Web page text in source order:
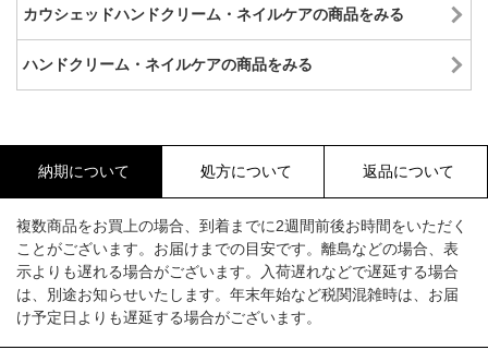
カウシェッドハンドクリーム・ネイルケアの商品をみる
ハンドクリーム・ネイルケアの商品をみる
納期について 処方について 返品について
複数商品をお買上の場合、到着までに2週間前後お時間をいただく
ことがございます。お届けまでの目安です。離島などの場合、表
示よりも遅れる場合がございます。入荷遅れなどで遅延する場合
は、別途お知らせいたします。年末年始など税関混雑時は、お届
け予定日よりも遅延する場合がございます。